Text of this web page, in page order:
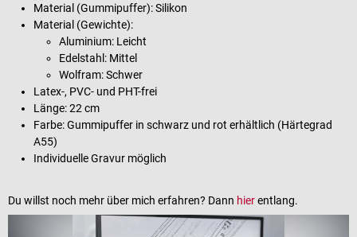
Material (Gummipuffer): Silikon
Material (Gewichte):
Aluminium: Leicht
Edelstahl: Mittel
Wolfram: Schwer
Latex-, PVC- und PHT-frei
Länge: 22 cm
Farbe: Gummipuffer in schwarz und rot erhältlich (Härtegrad
A55)
Individuelle Gravur möglich
Du willst noch mehr über mich erfahren? Dann hierentlang.